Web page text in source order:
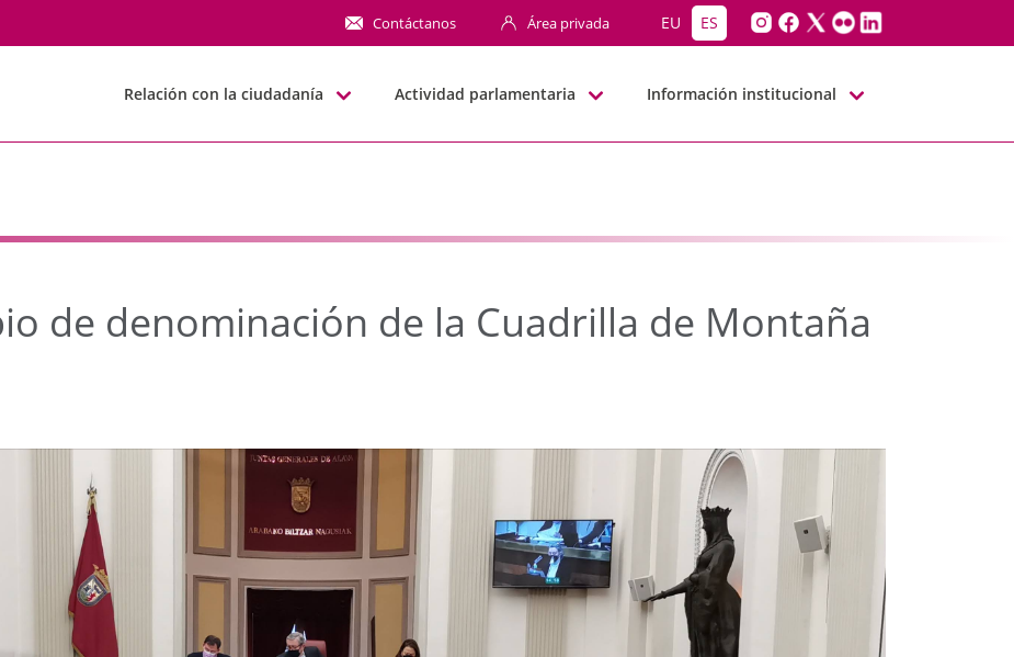
denominación de la Cuadrilla de Montaña
Contáctanos Área privada EU ES
Relación con la ciudadanía Actividad parlamentaria Información institucional
de denominación de la Cuadrilla de Montaña